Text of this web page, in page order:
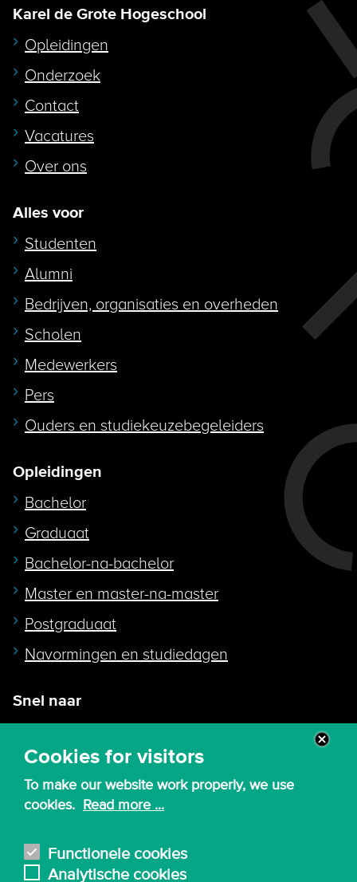
Cookies for visitors
To make our website work properly, we use
cookies. Read more ...
Functionele cookies
Analytische cookies
Karel de Grote Hogeschool
Opleidingen
Onderzoek
Contact
Vacatures
Over ons
Alles voor
Studenten
Alumni
Bedrijven, organisaties en overheden
Scholen
Medewerkers
Pers
Ouders en studiekeuzebegeleiders
Opleidingen
Bachelor
Graduaat
Bachelor-na-bachelor
Master en master-na-master
Postgraduaat
Navormingen en studiedagen
Snel naar
Webmail
Canvas
Bibliotheek